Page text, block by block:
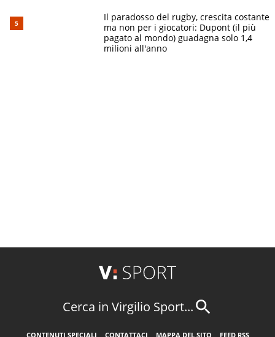
Il paradosso del rugby, crescita costante
ma non per i giocatori: Dupont (il più
pagato al mondo) guadagna solo 1,4
milioni all'anno
Cerca in Virgilio Sport...
CONTENUTI SPECIALI CONTATTACI MAPPA DEL SITO FEED RSS